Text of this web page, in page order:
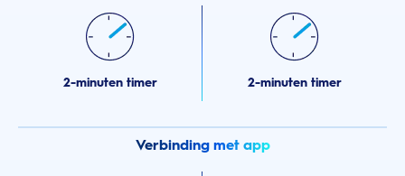
2-minuten timer 2-minuten timer
Verbinding met app